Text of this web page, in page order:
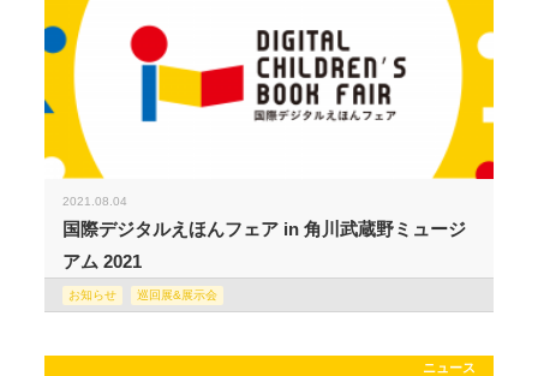
2021.08.04
国際デジタルえほんフェア in 角川武蔵野ミュージ
アム 2021
お知らせ 巡回展&展示会
ニュース